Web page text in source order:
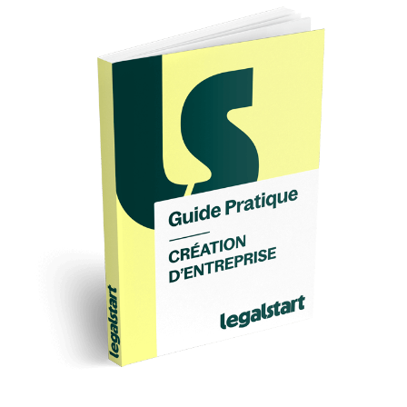
d’obligations ou encore d’options. A la
différence d’un immeuble qui est un actif
matériel, ce sont donc des actifs immatériels.